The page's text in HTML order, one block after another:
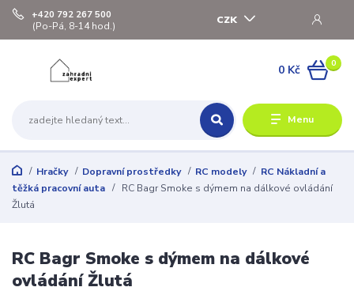
Menu
CZK
+420 792 267 500
(Po-Pá, 8-14 hod.)
0
0 Kč
Hračky Dopravní prostředky RC modely
RC Nákladní a
těžká pracovní auta
RC Bagr Smoke s dýmem na dálkové ovládání
Žlutá
RC Bagr Smoke s dýmem na dálkové
ovládání Žlutá